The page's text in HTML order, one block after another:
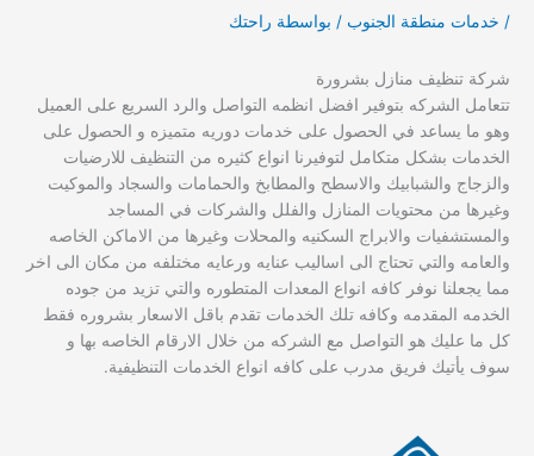
/ خدمات منطقة الجنوب / بواسطة راحتك
شركة تنظيف منازل بشرورة
تتعامل الشركه بتوفير افضل انظمه التواصل والرد السريع على العميل
وهو ما يساعد في الحصول على خدمات دوريه متميزه و الحصول على
الخدمات بشكل متكامل لتوفيرنا انواع كثيره من التنظيف للارضيات
والزجاج والشبابيك والاسطح والمطابخ والحمامات والسجاد والموكيت
وغيرها من محتويات المنازل والفلل والشركات في المساجد
والمستشفيات والابراج السكنيه والمحلات وغيرها من الاماكن الخاصه
والعامه والتي تحتاج الى اساليب عنايه ورعايه مختلفه من مكان الى اخر
مما يجعلنا نوفر كافه انواع المعدات المتطوره والتي تزيد من جوده
الخدمه المقدمه وكافه تلك الخدمات تقدم باقل الاسعار بشروره فقط
كل ما عليك هو التواصل مع الشركه من خلال الارقام الخاصه بها و
سوف يأتيك فريق مدرب على كافه انواع الخدمات التنظيفية.